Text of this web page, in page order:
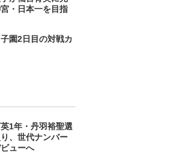
・日本一を目指
園2日目の対戦カ
1年・丹羽裕聖選
、世代ナンバー
ューへ